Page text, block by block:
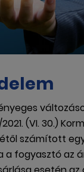
(VI. 30.)
számított
a fogyasztó az